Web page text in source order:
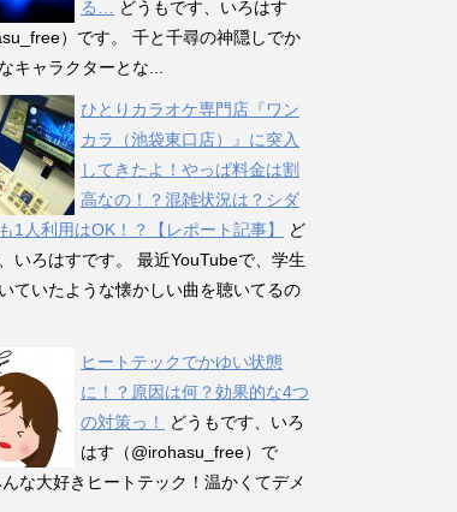
る…
どうもです、いろはす
）です。 千と千尋の神隠しでか
キャラクターとな...
ひとりカラオケ専門店『ワン
カラ（池袋東口店）』に突入
してきたよ！やっぱ料金は割
高なの！？混雑状況は？シダ
1人利用はOK！？【レポート記事】
ど
いろはすです。 最近YouTubeで、学生
ていたような懐かしい曲を聴いてるの
ヒートテックでかゆい状態
に！？原因は何？効果的な4つ
の対策っ！
どうもです、いろ
はす（@irohasu_free）で
な大好きヒートテック！温かくてデメ